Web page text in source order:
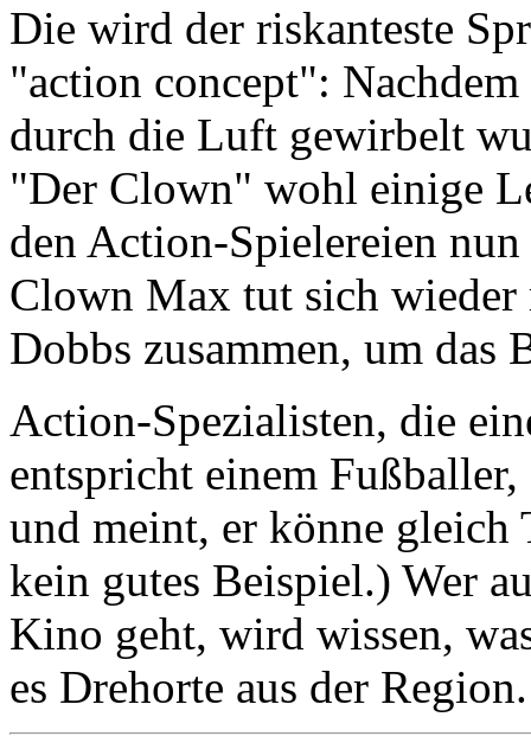
Die wird der riskanteste
"action concept":
durch die Luft gewirbelt
"Der Clown" wohl einige
den Action-Spielereien
Clown Max tut sich wieder
Dobbs zusammen, um das
Action-Spezialisten, die
entspricht einem
und meint, er könne
kein gutes Beispiel.) Wer
Kino geht, wird wissen,
es Drehorte aus der Region.